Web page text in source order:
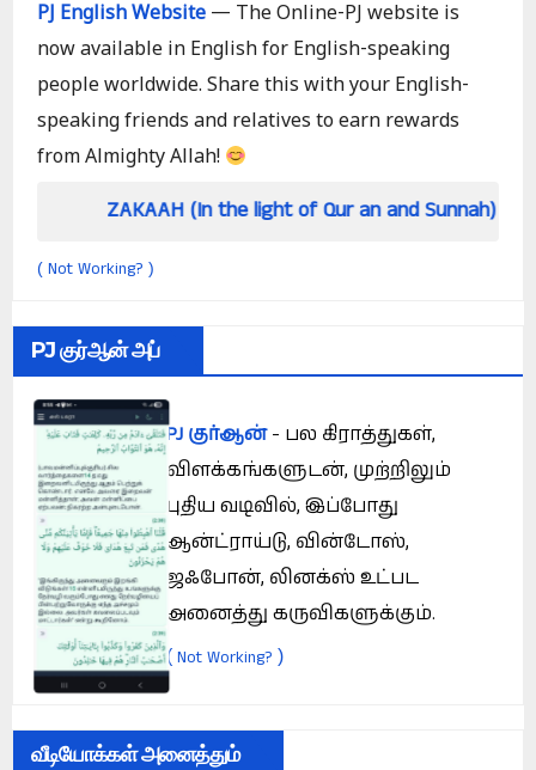
PJ English Website — The Online-PJ website is
now available in English for English-speaking
people worldwide. Share this with your English-
speaking friends and relatives to earn rewards
from Almighty Allah!
(In the light of Qur an and Sunnah)
( Not Working? )
PJ குர்ஆன் அப்
PJ குர்ஆன்- பல கிராத்துகள்,
விளக்கங்களுடன், முற்றிலும்
புதிய வடிவில், இப்போது
ஆன்ட்ராய்டு, வின்டோஸ்,
ஜஃபோன், லினக்ஸ் உட்பட
அனைத்து கருவிகளுக்கும்.
(Not Working? )
வீடியோக்கள் அனைத்தும்